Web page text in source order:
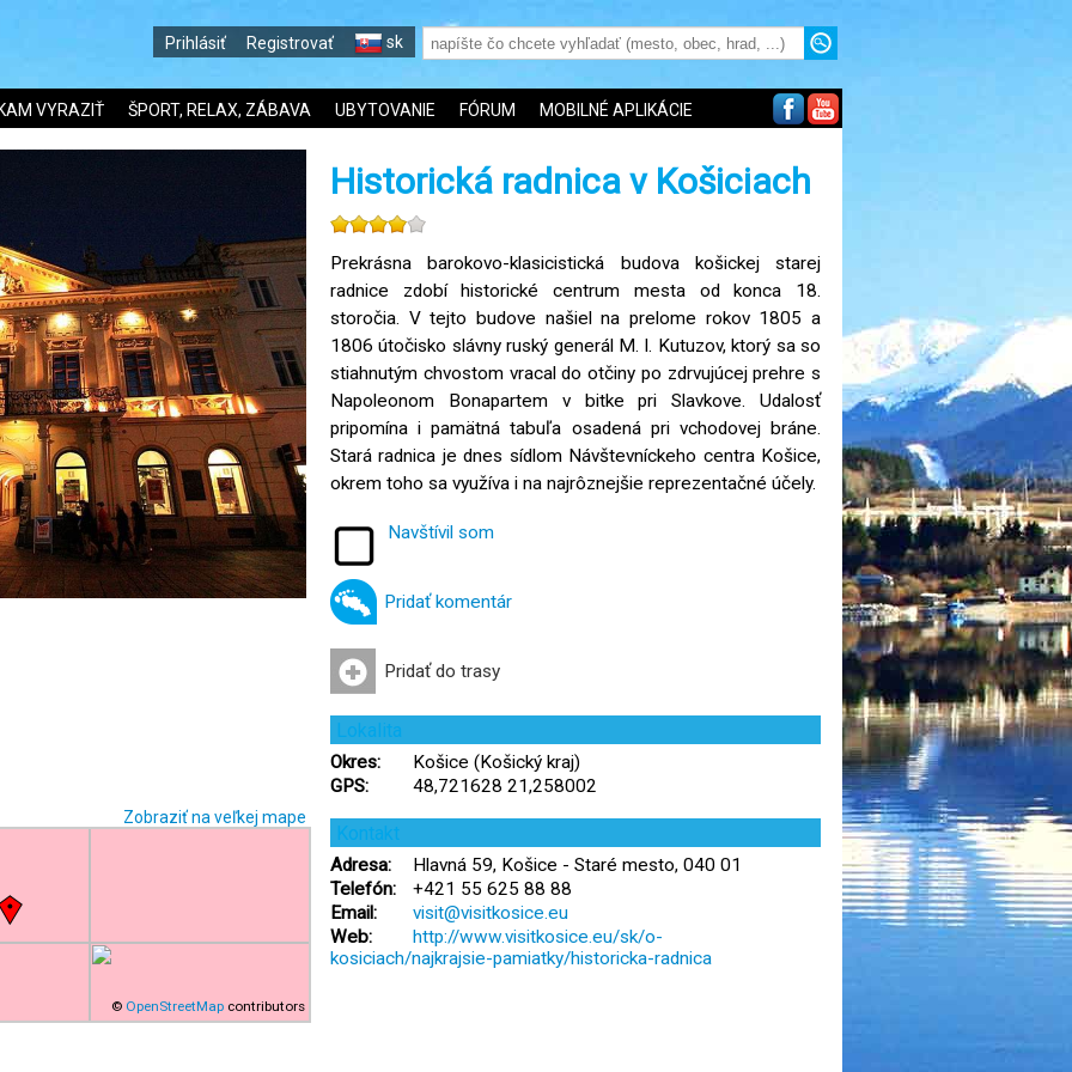
Prihlásiť Registrovať sk
VYRAZIŤ ŠPORT, RELAX, ZÁBAVA UBYTOVANIE FÓRUM MOBILNÉ APLIKÁCIE
Zobraziť na veľkej mape
© OpenStreetMap contributors
Historická radnica v Košiciach
Prekrásna barokovo-klasicistická budova košickej starej
radnice zdobí historické centrum mesta od konca 18.
storočia. V tejto budove našiel na prelome rokov 1805 a
1806 útočisko slávny ruský generál M. I. Kutuzov, ktorý sa so
stiahnutým chvostom vracal do otčiny po zdrvujúcej prehre s
Napoleonom Bonapartem v bitke pri Slavkove. Udalosť
pripomína i pamätná tabuľa osadená pri vchodovej bráne.
Stará radnica je dnes sídlom Návštevníckeho centra Košice,
okrem toho sa využíva i na najrôznejšie reprezentačné účely.
Navštívil som
Pridať komentár
Pridať do trasy
Lokalita
Okres:
Košice (Košický kraj)
GPS:
48,721628 21,258002
Kontakt
Adresa:
Hlavná 59, Košice - Staré mesto, 040 01
Telefón:
+421 55 625 88 88
Email:
visit@visitkosice.eu
Web:
http://www.visitkosice.eu/sk/o-
kosiciach/najkrajsie-pamiatky/historicka-radnica